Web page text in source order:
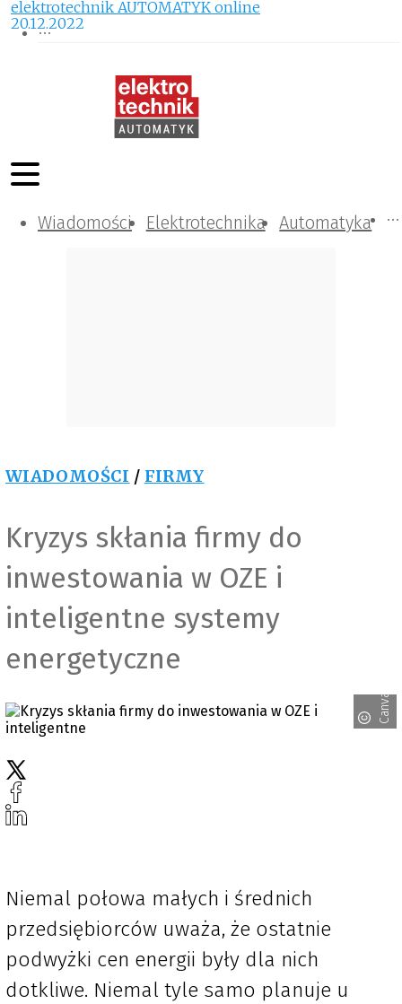
Wiadomości Elektrotechnika Automatyka
Komunikacja i IT
Kontrola
Tematy specjalne
WIADOMOŚCI / FIRMY
Kryzys skłania firmy do
inwestowania w OZE i
inteligentne systemy
energetyczne
Canva
elektrotechnik AUTOMATYK online
20.12.2022
Niemal połowa małych i średnich
przedsiębiorców uważa, że ostatnie
podwyżki cen energii były dla nich
dotkliwe. Niemal tyle samo planuje u